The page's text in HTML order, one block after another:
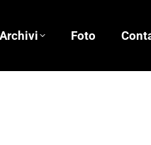
Archivi Foto